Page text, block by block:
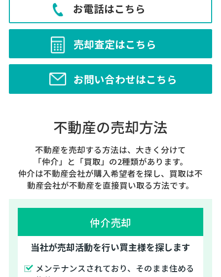
お電話はこちら
売却査定はこちら
お問い合わせはこちら
不動産の売却方法
不動産を売却する方法は、大きく分けて
「仲介」と「買取」の2種類があります。
仲介は不動産会社が購入希望者を探し、買取は不
動産会社が不動産を直接買い取る方法です。
仲介売却
当社が売却活動を行い買主様を探します
メンテナンスされており、そのまま住める